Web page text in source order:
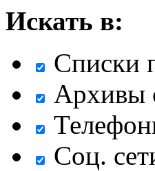
Искать в:
Списки
Архивы
Соц.